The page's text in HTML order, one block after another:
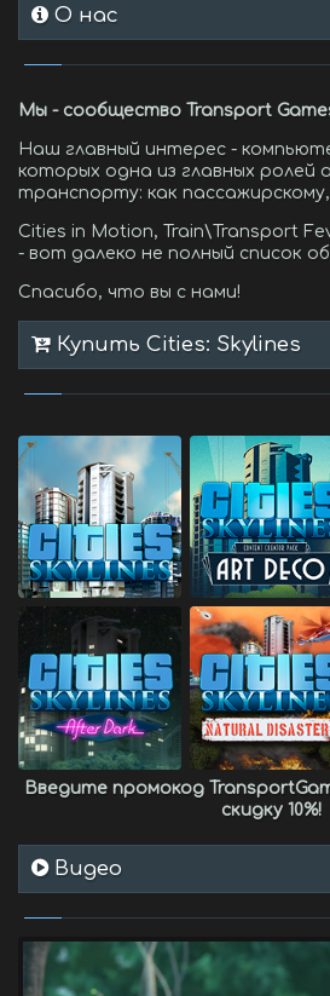
О нас
Мы - сообщество Transport
Наш главный интерес -
которых одна из главных ролей
транспорту: как
Cities in Motion, Train\Transport
- вот далеко не полный список
Спасибо, что вы с нами!
Купить Cities: Skylines
Введите промокод
скидку 10%!
Видео